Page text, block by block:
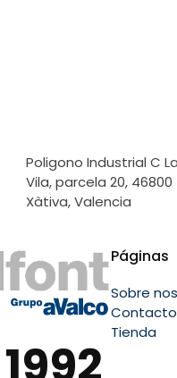
Poligono Industrial C La
Vila, parcela 20, 46800
Xàtiva, Valencia
Páginas
Sobre
Contacto
Tienda